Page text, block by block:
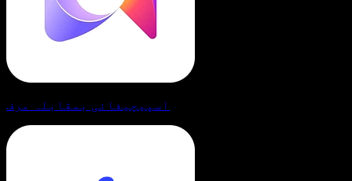
اسپیچیفائی بمقابلہ مرف